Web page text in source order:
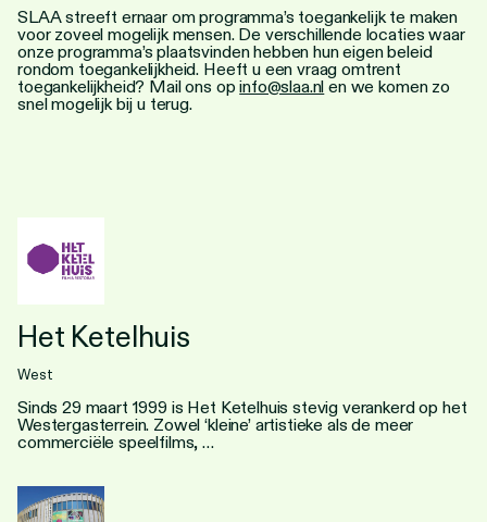
SLAA streeft ernaar om programma’s toegankelijk te maken
voor zoveel mogelijk mensen. De verschillende locaties waar
onze programma’s plaatsvinden hebben hun eigen beleid
rondom toegankelijkheid. Heeft u een vraag omtrent
toegankelijkheid? Mail ons opinfo@slaa.nl en we komen zo
snel mogelijk bij u terug.
Het Ketelhuis
West
Sinds 29 maart 1999 is Het Ketelhuis stevig verankerd op het
Westergasterrein. Zowel ‘kleine’ artistieke als de meer
commerciële speelfilms, …
Over SLAA
Vacatures
Locaties
Stadsdichter